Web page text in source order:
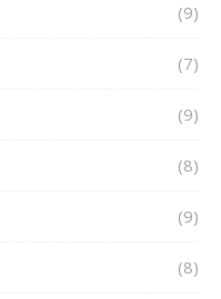
(9)
(7)
(9)
(8)
(9)
(8)